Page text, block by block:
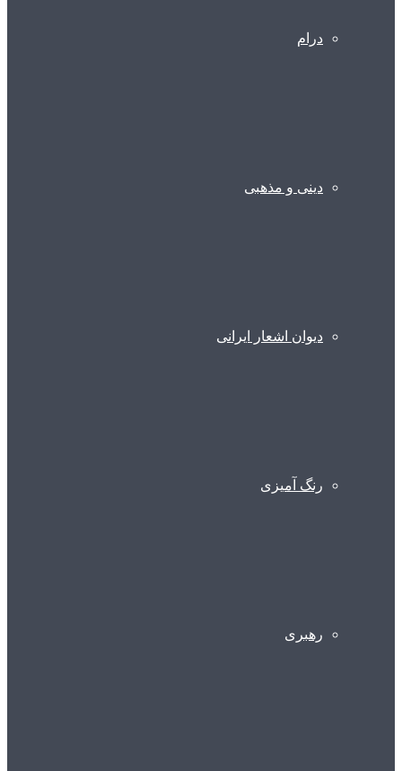
درام
دینی و مذهبی
دیوان اشعار ایرانی
رنگ آمیزی
رهبری